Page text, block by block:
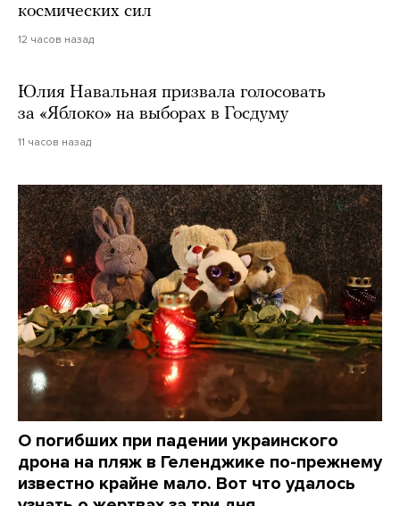
космических сил
12 часов назад
Юлия Навальная призвала голосовать
за «Яблоко» на выборах в Госдуму
11 часов назад
О погибших при падении украинского
дрона на пляж в Геленджике по-прежнему
известно крайне мало. Вот что удалось